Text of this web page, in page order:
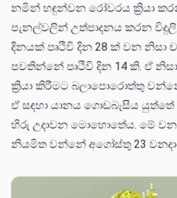
නමින් හඳුන්වන රෝවරය ක්‍රියා
පැනල්වලින් උත්පාදනය කරන විදුලි
දිනයක් පෘථිවි දින 28 ක් වන නිසා
පවතින්නේ පෘථිවි දින 14 කි. ඒ
ක්‍රියා කිරීමට බලාපොරොත්තු
ඒ සඳහා යානය ගොඩබැසිය
හිරු උදාවන මොහොතේය. මේ
නියමිත වන්නේ අගෝස්තු 23